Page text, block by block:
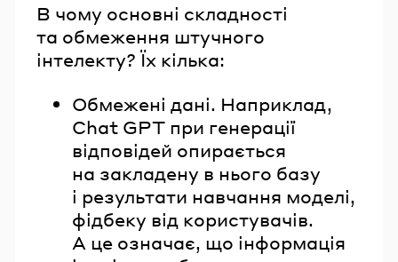
В чому основні складності
та обмеження штучного
інтелекту? Їх кілька:
Обмежені дані. Наприклад,
Chat GPT при генерації
відповідей опирається
на закладену в нього базу
і результати навчання моделі,
фідбеку від користувачів.
А це означає, що інформація